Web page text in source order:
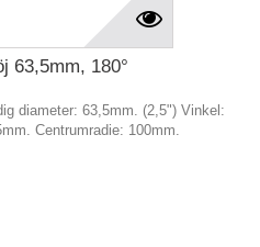
63,5mm, 180°
diameter: 63,5mm. (2,5") Vinkel:
Centrumradie: 100mm.